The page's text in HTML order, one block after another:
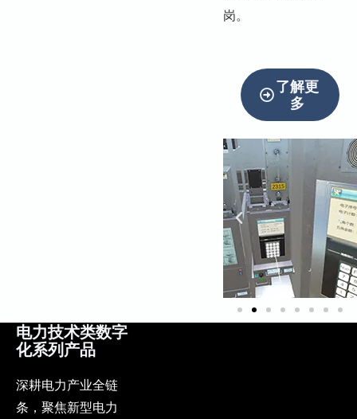
岗。
了解更
多
电力技术类数字
化系列产品
深耕电力产业全链
条，聚焦新型电力